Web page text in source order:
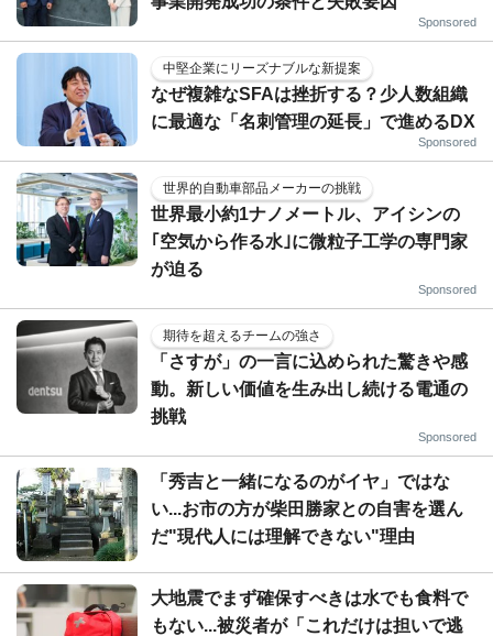
Sponsored
中堅企業にリーズナブルな新提案
なぜ複雑なSFAは挫折する？少人数組織
に最適な「名刺管理の延長」で進めるDX
Sponsored
世界的自動車部品メーカーの挑戦
世界最小約1ナノメートル、アイシンの
｢空気から作る水｣に微粒子工学の専門家
が迫る
Sponsored
期待を超えるチームの強さ
「さすが」の一言に込められた驚きや感
動。新しい価値を生み出し続ける電通の
挑戦
Sponsored
「秀吉と一緒になるのがイヤ」ではな
い...お市の方が柴田勝家との自害を選ん
だ"現代人には理解できない"理由
大地震でまず確保すべきは水でも食料で
もない...被災者が「これだけは担いで逃